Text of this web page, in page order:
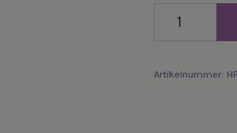
Artikelnummer: